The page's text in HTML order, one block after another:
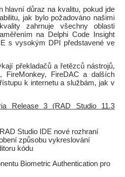
hlavní důraz na kvalitu, pokud jde
jak bylo požadováno našimi
zahrnuje všechny oblasti
na Delphi Code Insight
s vysokým DPI představené ve
překladačů a řetězců nástrojů,
FireMonkey, FireDAC a dalších
k internetu a službám, jak v
Release 3 (RAD Studio 11.3
Studio IDE nové rozhraní
způsobu vykreslování
kódu
Biometric Authentication pro